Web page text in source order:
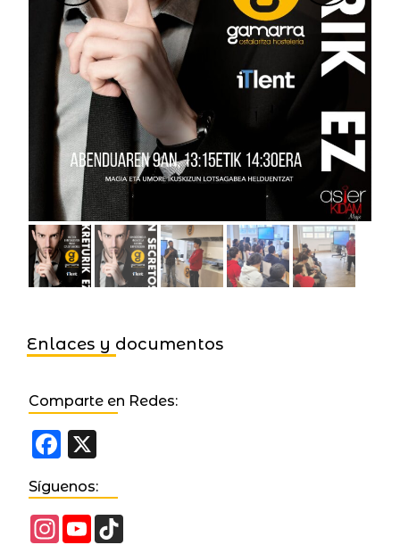
Enlaces y documentos
Comparte en Redes:
Facebook
Síguenos:
Instagram
YouTube
Channel